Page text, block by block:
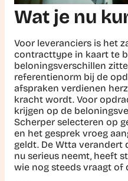
Wat je nu
Voor leveranciers is het
contracttype in kaart te
beloningsverschillen
referentienorm bij de
afspraken verdienen
kracht wordt. Voor
krijgen op de
Scherper selecteren op
en het gesprek vroeg
geldt. De Wtta verandert
nu serieus neemt, heeft
wie nog steeds vraagt